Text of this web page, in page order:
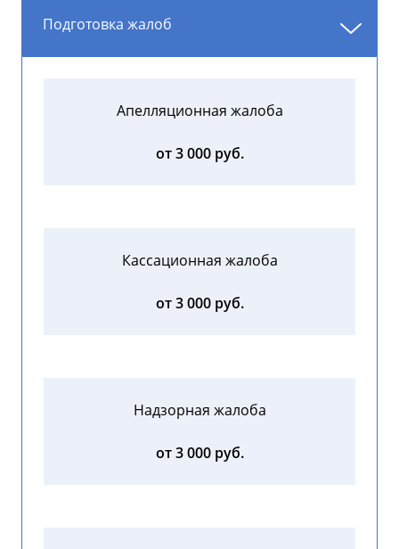
Подготовка жалоб
Апелляционная жалоба
от 3 000 руб.
Кассационная жалоба
от 3 000 руб.
Надзорная жалоба
от 3 000 руб.